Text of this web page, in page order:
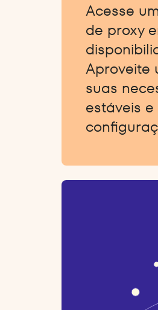
Acesse
de proxy
Aproveite
suas
estáveis